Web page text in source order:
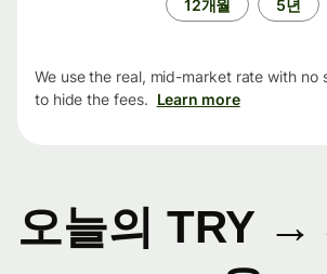
12개월 5년
We use the real, mid-market rate with no
to hide the fees. Learn more
오늘의 TRY →